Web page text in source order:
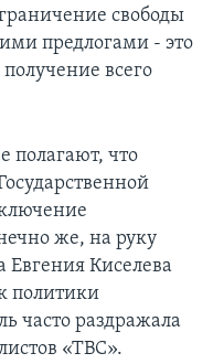
свободы
предлогами - это
всего
полагают, что
же, на руку
Киселева
политики
часто раздражала
«ТВС».